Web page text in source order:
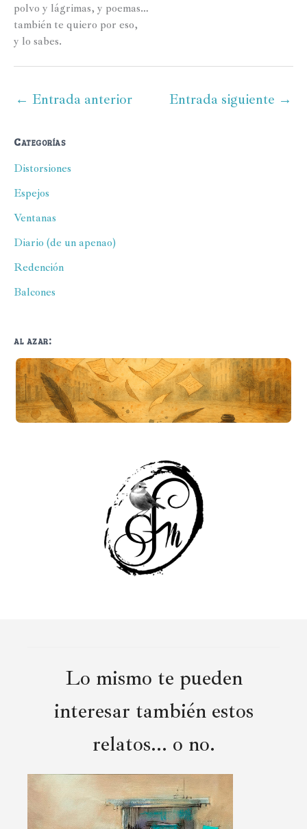
Categorías
Distorsiones
Espejos
Ventanas
Diario (de un apenao)
Redención
Balcones
al azar:
polvo y lágrimas, y poemas…
también te quiero por eso,
y lo sabes.
← Entrada anterior Entrada siguiente →
Lo mismo te pueden
interesar también estos
relatos... o no.